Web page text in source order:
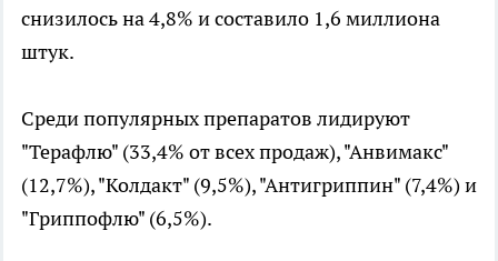
снизилось на 4,8% и составило 1,6 миллиона
штук.
Среди популярных препаратов лидируют
"Терафлю" (33,4% от всех продаж), "Анвимакс"
(12,7%), "Колдакт" (9,5%), "Антигриппин" (7,4%) и
"Гриппофлю" (6,5%).